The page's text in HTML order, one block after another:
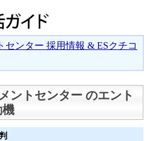
センター 採用情報 & ESクチコ
ントセンター のエント
機